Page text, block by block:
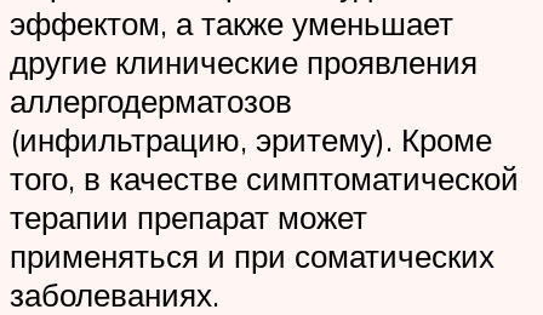
эффектом, а также уменьшает
другие клинические проявления
аллергодерматозов
(инфильтрацию, эритему). Кроме
того, в качестве симптоматической
терапии препарат может
применяться и при соматических
заболеваниях.